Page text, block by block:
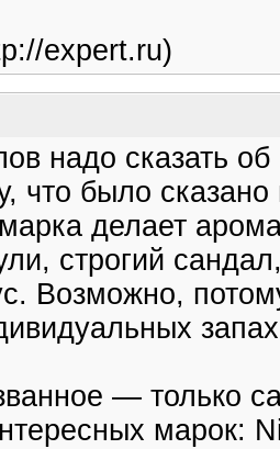
expert.ru)
надо сказать
что было
делает
строгий
Возможно,
— только
марок: